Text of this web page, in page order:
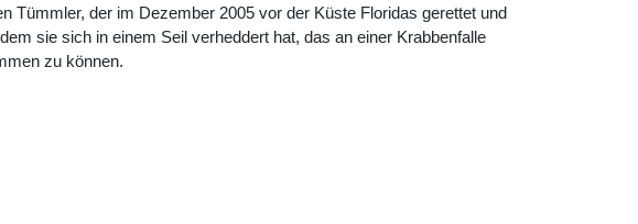
Tümmler, der im Dezember 2005 vor der Küste Floridas gerettet und
sie sich in einem Seil verheddert hat, das an einer Krabbenfalle
zu können.